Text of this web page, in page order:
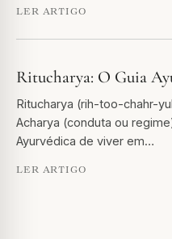
LER ARTIGO
Ritucharya: O Guia
Ritucharya (rih-too-chahr-
Acharya (conduta ou
Ayurvédica de viver em…
LER ARTIGO